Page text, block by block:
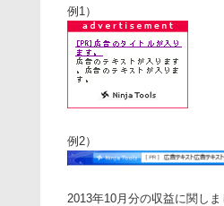
例1）
例2）
2013年10月分の収益に関し